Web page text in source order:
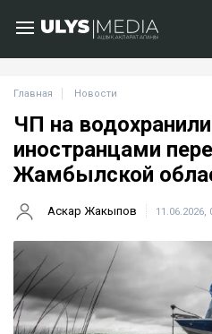
Главная Новости
ЧП на
иностранцами
Жамбылской
Аскар Жакыпов 11.06.2026,